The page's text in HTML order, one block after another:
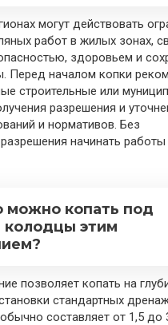
могут действовать
работ в жилых зонах,
здоровьем и
началом копки
строительные или
разрешения и
и нормативов. Без
начинать работы
можно копать под
этим
позволяет копать на
стандартных
составляет от 1,5 до